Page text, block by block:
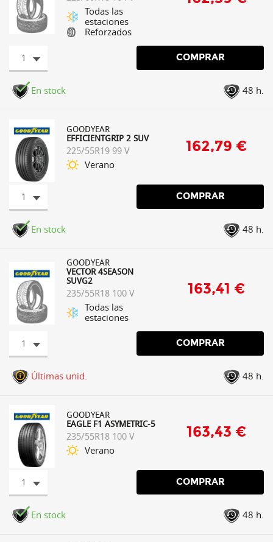
Todas las
estaciones
Reforzados
1 COMPRAR
En stock 48 h.
GOODYEAR
EFFICIENTGRIP 2 SUV
225/55R19 99 V
Verano
162,79 €
1 COMPRAR
En stock 48 h.
GOODYEAR
VECTOR 4SEASON
SUVG2
235/55R18 100 V
Todas las
estaciones
163,41 €
1 COMPRAR
Últimas unid. 48 h.
GOODYEAR
EAGLE F1 ASYMETRIC-5
235/55R18 100 V
Verano
163,43 €
1 COMPRAR
En stock 48 h.